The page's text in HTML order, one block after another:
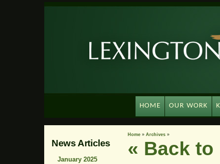
« Back to
News Articles
January 2025
Home » Archives »
HOME OUR WORK